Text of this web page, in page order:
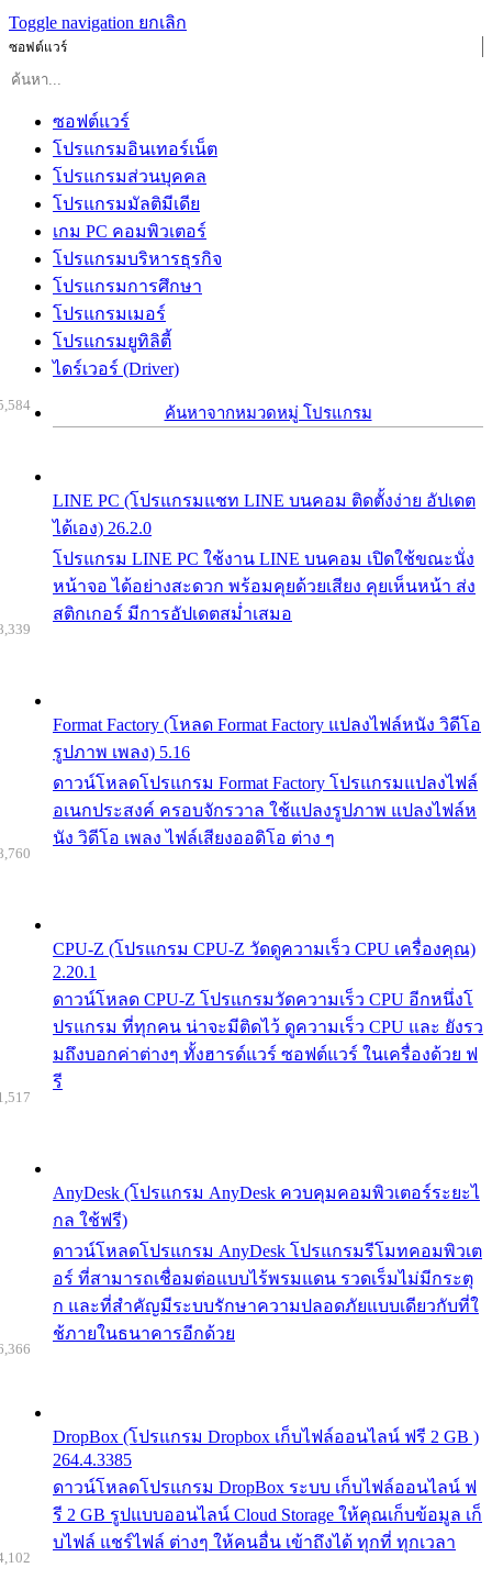
Toggle navigation ยกเลิก
ซอฟต์แวร์
ซอฟต์แวร์
โปรแกรมอินเทอร์เน็ต
โปรแกรมส่วนบุคคล
โปรแกรมมัลติมีเดีย
เกม PC คอมพิวเตอร์
โปรแกรมบริหารธุรกิจ
โปรแกรมการศึกษา
โปรแกรมเมอร์
โปรแกรมยูทิลิตี้
ไดร์เวอร์ (Driver)
ค้นหาจากหมวดหมู่ โปรแกรม
LINE PC (โปรแกรมแชท LINE บนคอม ติดตั้งง่าย อัปเดต
ได้เอง) 26.2.0
โปรแกรม LINE PC ใช้งาน LINE บนคอม เปิดใช้ขณะนั่ง
หน้าจอ ได้อย่างสะดวก พร้อมคุยด้วยเสียง คุยเห็นหน้า ส่ง
สติกเกอร์ มีการอัปเดตสม่ำเสมอ
Format Factory (โหลด Format Factory แปลงไฟล์หนัง วิดีโอ
รูปภาพ เพลง) 5.16
ดาวน์โหลดโปรแกรม Format Factory โปรแกรมแปลงไฟล์
อเนกประสงค์ ครอบจักรวาล ใช้แปลงรูปภาพ แปลงไฟล์ห
นัง วิดีโอ เพลง ไฟล์เสียงออดิโอ ต่าง ๆ
CPU-Z (โปรแกรม CPU-Z วัดดูความเร็ว CPU เครื่องคุณ)
2.20.1
ดาวน์โหลด CPU-Z โปรแกรมวัดความเร็ว CPU อีกหนึ่งโ
ปรแกรม ที่ทุกคน น่าจะมีติดไว้ ดูความเร็ว CPU และ ยังรว
มถึงบอกค่าต่างๆ ทั้งฮารด์แวร์ ซอฟต์แวร์ ในเครื่องด้วย ฟ
รี
AnyDesk (โปรแกรม AnyDesk ควบคุมคอมพิวเตอร์ระยะไ
กล ใช้ฟรี)
ดาวน์โหลดโปรแกรม AnyDesk โปรแกรมรีโมทคอมพิวเต
อร์ ที่สามารถเชื่อมต่อแบบไร้พรมแดน รวดเร็มไม่มีกระตุ
ก และที่สำคัญมีระบบรักษาความปลอดภัยแบบเดียวกับที่ใ
ช้ภายในธนาคารอีกด้วย
DropBox (โปรแกรม Dropbox เก็บไฟล์ออนไลน์ ฟรี 2 GB )
264.4.3385
ดาวน์โหลดโปรแกรม DropBox ระบบ เก็บไฟล์ออนไลน์ ฟ
รี 2 GB รูปแบบออนไลน์ Cloud Storage ให้คุณเก็บข้อมูล เก็
บไฟล์ แชร์ไฟล์ ต่างๆ ให้คนอื่น เข้าถึงได้ ทุกที่ ทุกเวลา